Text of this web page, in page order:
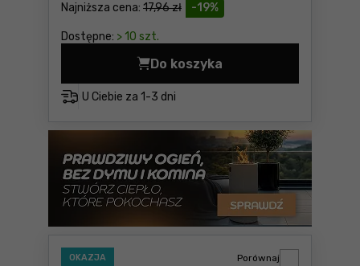
-19%
Najniższa cena: 17,96 zł
Dostępne: > 10 szt.
U Ciebie za 1-3 dni
Do koszyka
Szczelinomierz 26 listków
OKAZJA Porównaj